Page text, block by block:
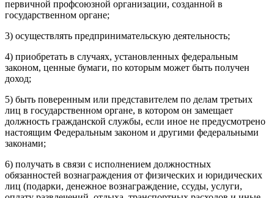
первичной профсоюзной организации, созданной в
государственном органе;
3) осуществлять предпринимательскую деятельность;
4) приобретать в случаях, установленных федеральным
законом, ценные бумаги, по которым может быть получен
доход;
5) быть поверенным или представителем по делам третьих
лиц в государственном органе, в котором он замещает
должность гражданской службы, если иное не предусмотрено
настоящим Федеральным законом и другими федеральными
законами;
6) получать в связи с исполнением должностных
обязанностей вознаграждения от физических и юридических
лиц (подарки, денежное вознаграждение, ссуды, услуги,